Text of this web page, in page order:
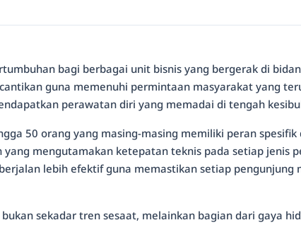
bagi berbagai unit bisnis yang bergerak di
guna memenuhi permintaan masyarakat yang
perawatan diri yang memadai di tengah
50 orang yang masing-masing memiliki peran
mengutamakan ketepatan teknis pada setiap jenis
lebih efektif guna memastikan setiap pengunjung
sekadar tren sesaat, melainkan bagian dari gaya